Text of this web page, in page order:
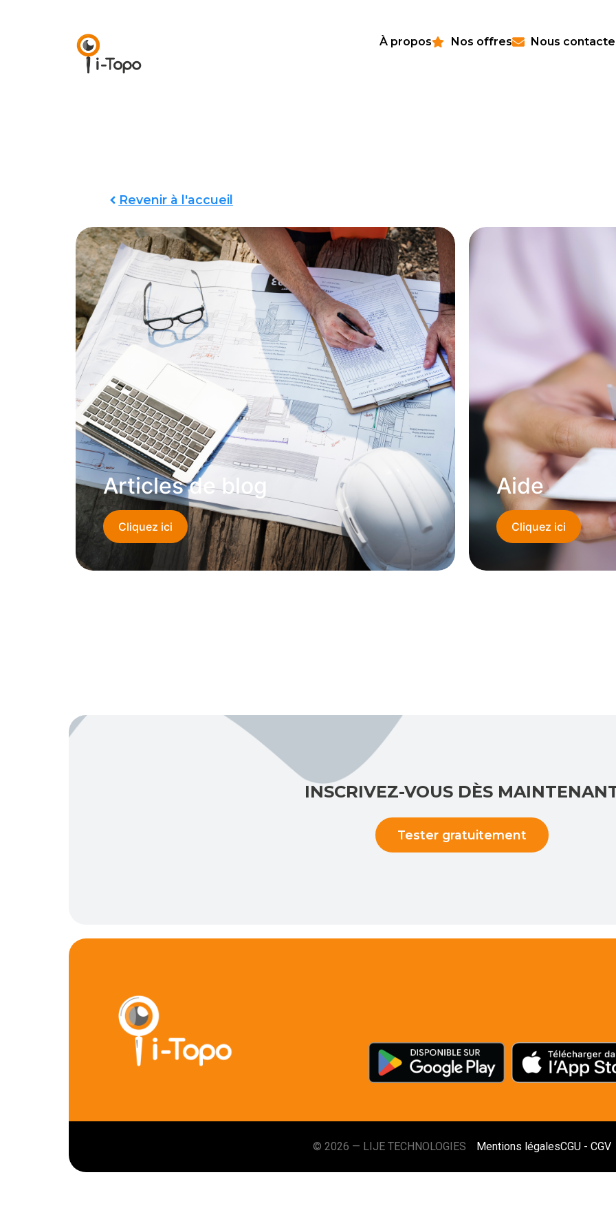
À propos Nos offres Nous
Revenir à l'accueil
Articles de blog
Cliquez ici
Aide
Cliquez ici
INSCRIVEZ-VOUS DÈS
Tester gratuitement
© 2026 — LIJE TECHNOLOGIES Mentions légalesCGU - CGV